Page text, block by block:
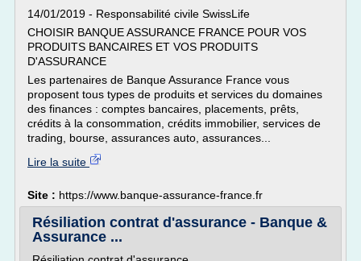
14/01/2019 - Responsabilité civile SwissLife
CHOISIR BANQUE ASSURANCE FRANCE POUR VOS
PRODUITS BANCAIRES ET VOS PRODUITS
D'ASSURANCE
Les partenaires de Banque Assurance France vous
proposent tous types de produits et services du domaines
des finances : comptes bancaires, placements, prêts,
crédits à la consommation, crédits immobilier, services de
trading, bourse, assurances auto, assurances...
Lire la suite
Site : https://www.banque-assurance-france.fr
Résiliation contrat d'assurance - Banque &
Assurance ...